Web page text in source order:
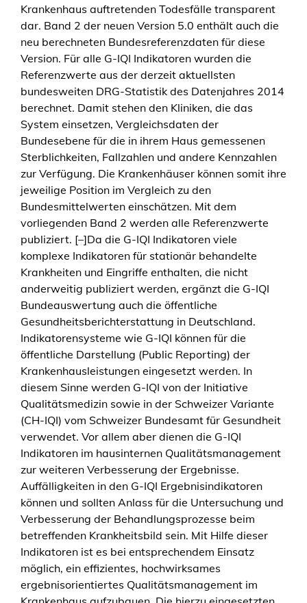
Krankenhaus auftretenden Todesfälle transparent
dar. Band 2 der neuen Version 5.0 enthält auch die
neu berechneten Bundesreferenzdaten für diese
Version. Für alle G-IQI Indikatoren wurden die
Referenzwerte aus der derzeit aktuellsten
bundesweiten DRG-Statistik des Datenjahres 2014
berechnet. Damit stehen den Kliniken, die das
System einsetzen, Vergleichsdaten der
Bundesebene für die in ihrem Haus gemessenen
Sterblichkeiten, Fallzahlen und andere Kennzahlen
zur Verfügung. Die Krankenhäuser können somit ihre
jeweilige Position im Vergleich zu den
Bundesmittelwerten einschätzen. Mit dem
vorliegenden Band 2 werden alle Referenzwerte
publiziert. [–]Da die G-IQI Indikatoren viele
komplexe Indikatoren für stationär behandelte
Krankheiten und Eingriffe enthalten, die nicht
anderweitig publiziert werden, ergänzt die G-IQI
Bundeauswertung auch die öffentliche
Gesundheitsberichterstattung in Deutschland.
Indikatorensysteme wie G-IQI können für die
öffentliche Darstellung (Public Reporting) der
Krankenhausleistungen eingesetzt werden. In
diesem Sinne werden G-IQI von der Initiative
Qualitätsmedizin sowie in der Schweizer Variante
(CH-IQI) vom Schweizer Bundesamt für Gesundheit
verwendet. Vor allem aber dienen die G-IQI
Indikatoren im hausinternen Qualitätsmanagement
zur weiteren Verbesserung der Ergebnisse.
Auffälligkeiten in den G-IQI Ergebnisindikatoren
können und sollten Anlass für die Untersuchung und
Verbesserung der Behandlungsprozesse beim
betreffenden Krankheitsbild sein. Mit Hilfe dieser
Indikatoren ist es bei entsprechendem Einsatz
möglich, ein effizientes, hochwirksames
ergebnisorientiertes Qualitätsmanagement im